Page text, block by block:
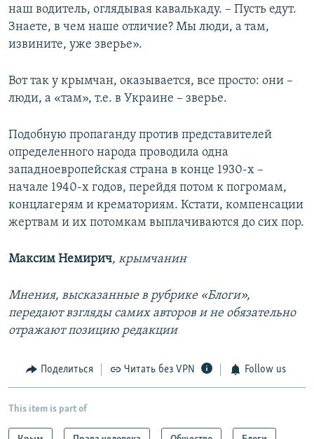
наш водитель, оглядывая кавалькаду. – Пусть едут.
Знаете, в чем наше отличие? Мы люди, а там,
извините, уже зверье».
Вот так у крымчан, оказывается, все просто: они –
люди, а «там», т.е. в Украине – зверье.
Подобную пропаганду против представителей
определенного народа проводила одна
западноевропейская страна в конце 1930-х –
начале 1940-х годов, перейдя потом к погромам,
концлагерям и крематориям. Кстати, компенсации
жертвам и их потомкам выплачиваются до сих пор.
Максим Немирич, крымчанин
Мнения, высказанные в рубрике «Блоги»,
передают взгляды самих авторов и не обязательно
отражают позицию редакции
Поделиться Читать без VPN Follow us
This item is part of